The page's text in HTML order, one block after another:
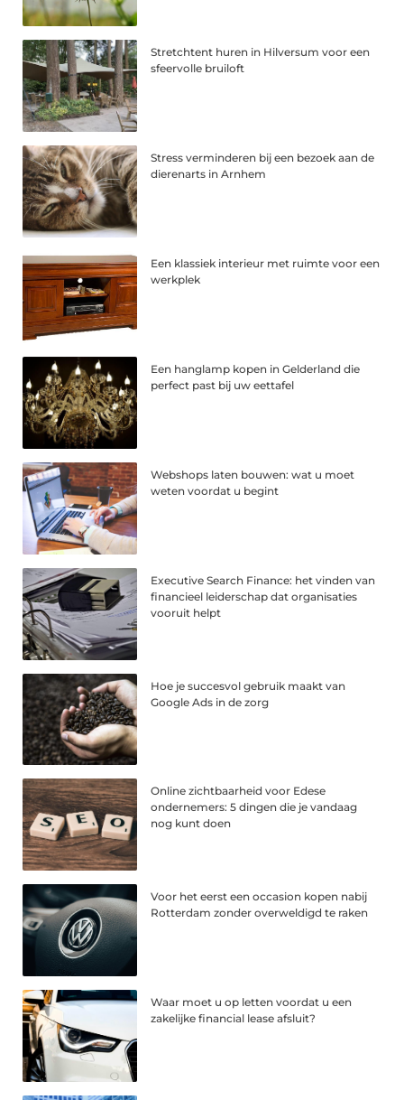
Stretchtent huren in Hilversum voor een
sfeervolle bruiloft
Stress verminderen bij een bezoek aan de
dierenarts in Arnhem
Een klassiek interieur met ruimte voor een
werkplek
Een hanglamp kopen in Gelderland die
perfect past bij uw eettafel
Webshops laten bouwen: wat u moet
weten voordat u begint
Executive Search Finance: het vinden van
financieel leiderschap dat organisaties
vooruit helpt
Hoe je succesvol gebruik maakt van
Google Ads in de zorg
Online zichtbaarheid voor Edese
ondernemers: 5 dingen die je vandaag
nog kunt doen
Voor het eerst een occasion kopen nabij
Rotterdam zonder overweldigd te raken
Waar moet u op letten voordat u een
zakelijke financial lease afsluit?